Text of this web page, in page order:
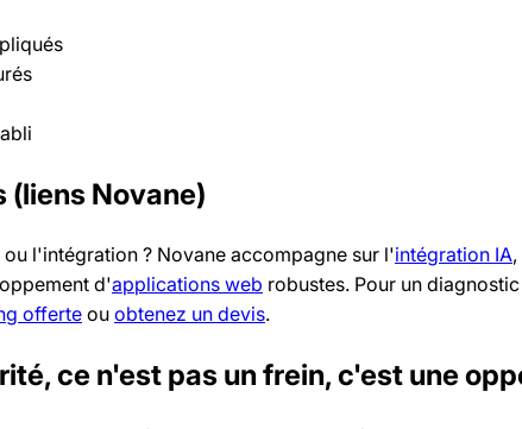
(liens Novane)
l'intégration ? Novane accompagne sur l'intégration IA
d'applications web robustes. Pour un
offerte ou obtenez un devis.
ce n'est pas un frein, c'est une